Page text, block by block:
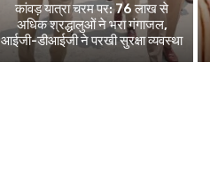
कांवड़ यात्रा चरम पर: 76 लाख से
अधिक श्रद्धालुओं ने भरा गंगाजल,
आईजी-डीआईजी ने परखी सुरक्षा व्यवस्था